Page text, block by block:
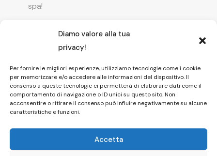
Diamo valore alla tua
privacy!
Per fornire le migliori esperienze, utilizziamo tecnologie come i cookie
per memorizzare e/o accedere alle informazioni del dispositivo. Il
consenso a queste tecnologie ci permetterà di elaborare dati come il
comportamento di navigazione o ID unici su questo sito. Non
acconsentire o ritirare il consenso può influire negativamente su alcune
caratteristiche e funzioni.
Accetta
spa!
Offerta Natale in camera con vasca
idromassaggio ! Prenota il tuo relax esclusivo
Entrata GRATUITA in Piscina esterna! Il tuo relax
di coppia